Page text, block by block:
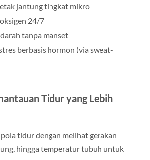
jantung tingkat mikro
24/7
tanpa manset
berbasis hormon (via sweat-
Tidur yang Lebih
tidur dengan melihat gerakan
hingga temperatur tubuh untuk